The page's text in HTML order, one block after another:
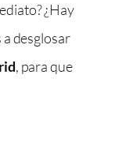
¿Hay
desglosar
, para que